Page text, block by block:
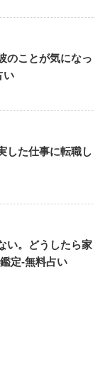
のことが気になっ
い
した仕事に転職し
い。どうしたら家
定-無料占い